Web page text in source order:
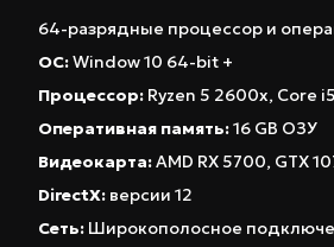
64-разрядные процессор и
ОС:Window 10 64-bit +
Процессор: Ryzen 5 2600x, Core
Оперативная память:16 GB ОЗУ
Видеокарта:AMD RX 5700, GTX
DirectX: версии 12
Сеть: Широкополосное